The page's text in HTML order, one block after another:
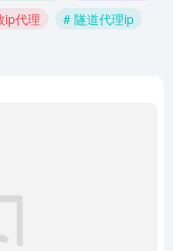
ip代理
# 隧道代理ip